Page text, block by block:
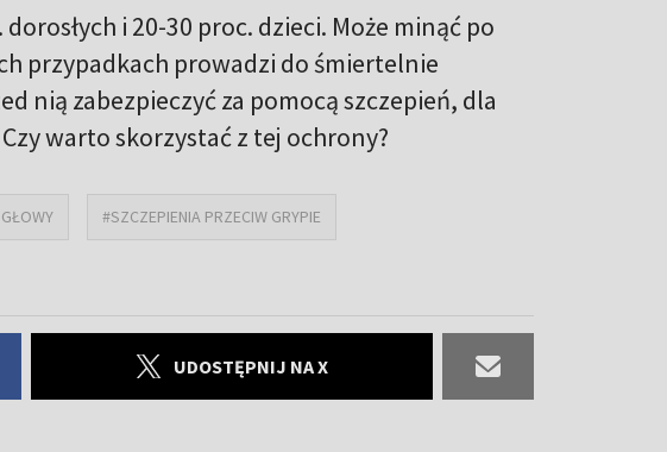
i 20-30 proc. dzieci. Może minąć po
przypadkach prowadzi do śmiertelnie
nią zabezpieczyć za pomocą szczepień, dla
warto skorzystać z tej ochrony?
#SZCZEPIENIA PRZECIW GRYPIE
UDOSTĘPNIJ NA X